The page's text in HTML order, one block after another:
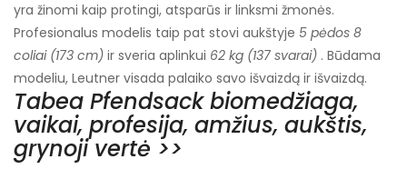
yra žinomi kaip protingi, atsparūs ir linksmi žmonės.
Profesionalus modelis taip pat stovi aukštyje 5 pėdos 8
coliai (173 cm) ir sveria aplinkui 62 kg (137 svarai) . Būdama
modeliu, Leutner visada palaiko savo išvaizdą ir išvaizdą.
Tabea Pfendsack biomedžiaga,
vaikai, profesija, amžius, aukštis,
grynoji vertė >>